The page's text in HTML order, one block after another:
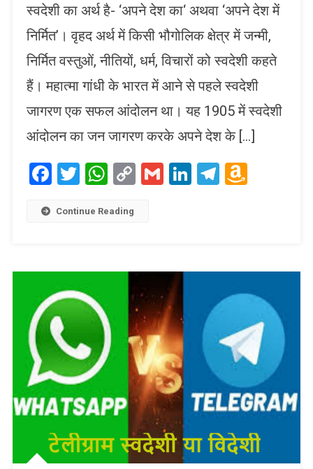
स्वदेशी का अर्थ है- ‘अपने देश का‘ अथवा ‘अपने देश में
निर्मित’। वृहद अर्थ में किसी भौगोलिक क्षेत्र में जन्मी,
निर्मित वस्तुओं, नीतियों, धर्म, विचारों को स्वदेशी कहते
हैं। महात्मा गांधी के भारत में आने से पहले स्वदेशी
जागरण एक सफल आंदोलन था। यह 1905 में स्वदेशी
आंदोलन का जन जागरण करके अपने देश के […]
Facebook
TwitterWhatsApp
CopyGmailLinkedIn
Telegram
Continue Reading